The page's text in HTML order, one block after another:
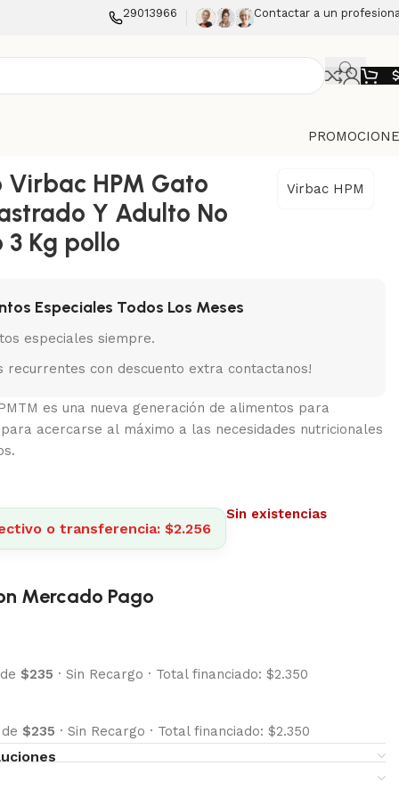
29013966 Contactar a un
$
HPM Gato
Y Adulto No
Kg pollo
Virbac HPM
Especiales Todos Los Meses
especiales siempre.
recurrentes con descuento extra contactanos!
es una nueva generación de alimentos para
acercarse al máximo a las necesidades nutricionales
o transferencia: $2.256
Sin existencias
Mercado Pago
$235 · Sin Recargo · Total financiado: $2.350
$235 · Sin Recargo · Total financiado: $2.350